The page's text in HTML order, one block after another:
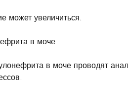
может увеличиться.
в моче
в моче проводят